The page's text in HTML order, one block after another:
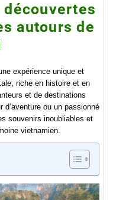
autours de
expérience unique et
riche en histoire et en
et de destinations
ou un passionné
souvenirs inoubliables et
vietnamien.